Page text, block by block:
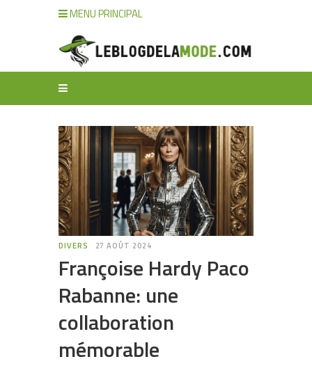
MENU PRINCIPAL
DIVERS 27 AOÛT 2024
Françoise Hardy Paco
Rabanne: une
collaboration
mémorable